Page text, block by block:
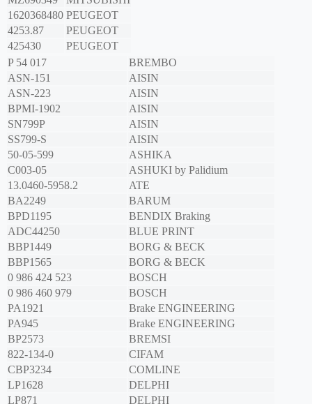
1620368480 PEUGEOT
4253.87
PEUGEOT
425430
PEUGEOT
P 54 017
BREMBO
ASN-151
AISIN
ASN-223
AISIN
BPMI-1902
AISIN
SN799P
AISIN
SS799-S
AISIN
50-05-599
ASHIKA
C003-05
ASHUKI by Palidium
13.0460-5958.2
ATE
BA2249
BARUM
BPD1195
BENDIX Braking
ADC44250
BLUE PRINT
BBP1449
BORG & BECK
BBP1565
BORG & BECK
0 986 424 523
BOSCH
0 986 460 979
BOSCH
PA1921
Brake ENGINEERING
PA945
Brake ENGINEERING
BP2573
BREMSI
822-134-0
CIFAM
CBP3234
COMLINE
LP1628
DELPHI
LP871
DELPHI